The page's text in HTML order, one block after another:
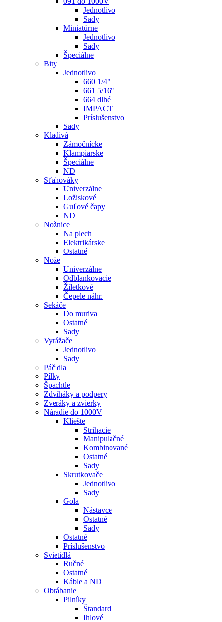
Jednotlivo
Sady
Miniatúrne
Jednotlivo
Sady
Špeciálne
Bity
Jednotlivo
660 1/4"
661 5/16"
664 dlhé
IMPACT
Príslušenstvo
Sady
Kladivá
Zámočnícke
Klampiarske
Špeciálne
ND
Sťahováky
Univerzálne
Ložiskové
Guľové čapy
ND
Nožnice
Na plech
Elektrikárske
Ostatné
Nože
Univerzálne
Odblankovacie
Žiletkové
Čepele náhr.
Sekáče
Do muriva
Ostatné
Sady
Vyrážače
Jednotlivo
Sady
Páčidla
Pílky
Špachtle
Zdviháky a podpery
Zveráky a zvierky
Náradie do 1000V
Kliešte
Strihacie
Manipulačné
Kombinované
Ostatné
Sady
Skrutkovače
Jednotlivo
Sady
Gola
Nástavce
Ostatné
Sady
Ostatné
Príslušenstvo
Svietidlá
Ručné
Ostatné
Káble a ND
Obrábanie
Pilníky
Štandard
Ihlové